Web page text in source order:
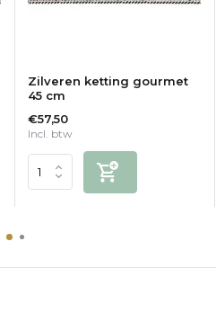
Zilveren ketting gourmet
45 cm
€57,50
Incl. btw